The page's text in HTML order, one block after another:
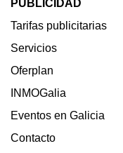
PUBLICIDAD
Tarifas publicitarias
Servicios
Oferplan
INMOGalia
Eventos en Galicia
Contacto